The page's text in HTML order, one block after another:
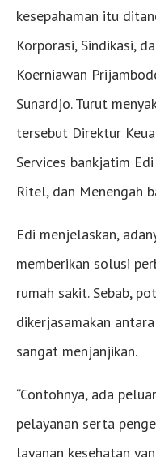
kesepahaman itu
Korporasi, Sindikasi,
Koerniawan
Sunardjo. Turut
tersebut Direktur
Services bankjatim
Ritel, dan Menengah
Edi menjelaskan,
memberikan solusi
rumah sakit. Sebab,
dikerjasamakan
sangat menjanjikan.
“Contohnya, ada
pelayanan serta
layanan kesehatan